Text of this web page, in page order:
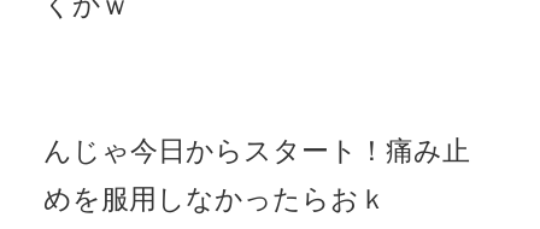
んじゃ今日からスタート！痛み止
めを服用しなかったらおｋ